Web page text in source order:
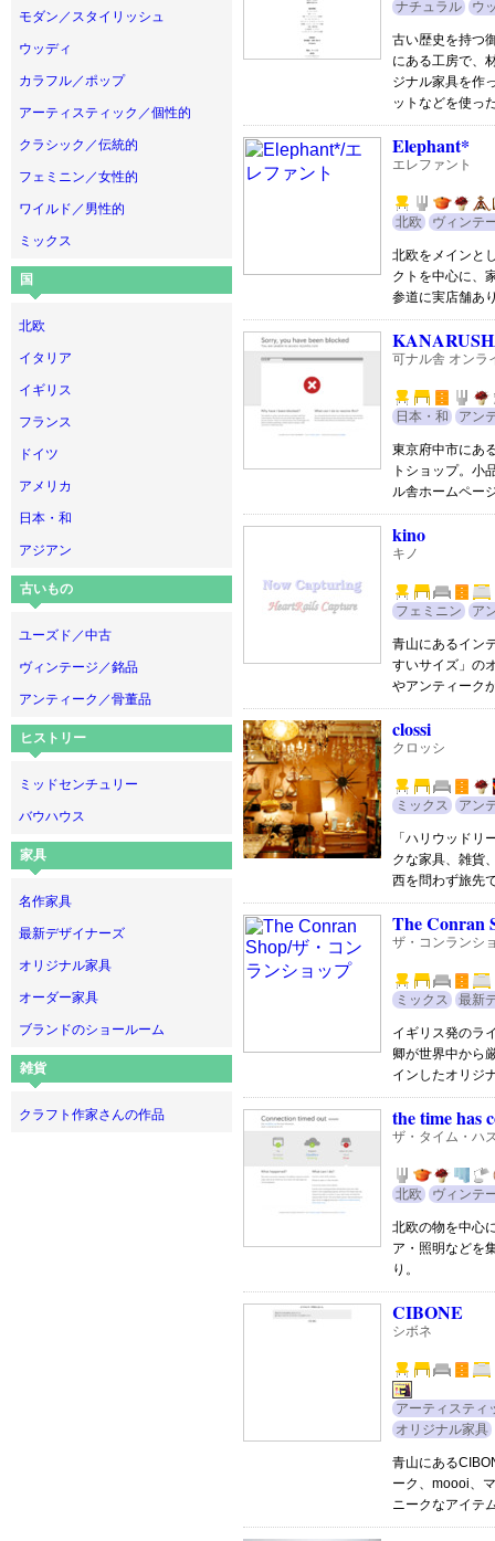
モダン／スタイリッシュ
ウッディ
カラフル／ポップ
アーティスティック／個性的
クラシック／伝統的
フェミニン／女性的
ワイルド／男性的
ミックス
国
北欧
イタリア
イギリス
フランス
ドイツ
アメリカ
日本・和
アジアン
古いもの
ユーズド／中古
ヴィンテージ／銘品
アンティーク／骨董品
ヒストリー
ミッドセンチュリー
バウハウス
家具
名作家具
最新デザイナーズ
オリジナル家具
オーダー家具
ブランドのショールーム
雑貨
クラフト作家さんの作品
ナチュラル ウ
古い歴史を持つ
にある工房で、
ジナル家具を作
ットなどを使っ
Elephant*
エレファント
北欧 ヴィンテ
北欧をメインと
クトを中心に、
参道に実店舗あ
可ナル舎 オンラ
日本・和 アン
東京府中市にあ
トショップ。小
ル舎ホームペー
kino
キノ
フェミニン ア
青山にあるイン
すいサイズ」の
やアンティーク
clossi
クロッシ
ミックス アン
「ハリウッド
クな家具、雑貨
西を問わず旅先
The Conran
ザ・コンランシ
ミックス 最新
イギリス発のラ
卿が世界中から
インしたオリジ
the time has
ザ・タイム・ハ
北欧 ヴィンテ
北欧の物を中心
ア・照明などを
り。
CIBONE
シボネ
アーティスティ
オリジナル家具
青山にある
ーク、moooi、
ニークなアイテ